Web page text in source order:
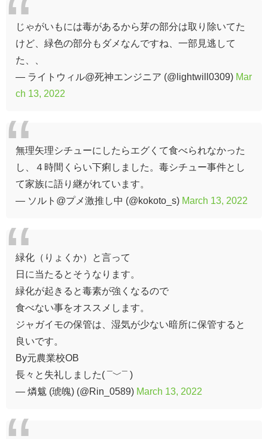
じゃがいもには毒があるから芽の部分は取り除いてた
けど、緑色の部分もダメなんですね、一部見逃して
た、、
— ライトウィル@死神エンジニア (@lightwill0309) Mar
ch 13, 2022
無理矢理シチューにしたらエグくて食べられなかった
し、４時間くらい下痢しました。毒シチュー事件とし
て家族に語り継がれています。
— ソルト@プメ激推し中 (@kokoto_s) March 13, 2022
緑化（りょくか）と言って
日に当たるとそうなります。
緑化が起きると毒素が強くなるので
食べない事をオススメします。
ジャガイモの保管は、湿気が少ない暗所に保管すると
良いです。
By元農業校OB
長々と失礼しました( ¯﹀¯ )
— 燐魃 (琥魄) (@Rin_0589) March 13, 2022